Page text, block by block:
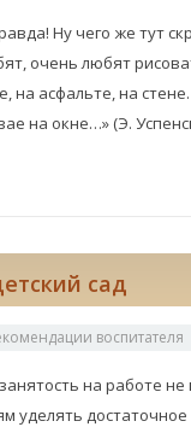
Ну чего же тут
очень любят
на асфальте, на стене.
на окне…» (Э.
сад
воспитателя
на работе
уделять